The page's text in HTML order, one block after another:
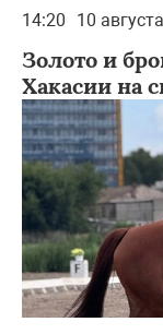
14:20 10 августа
Золото и
Хакасии на